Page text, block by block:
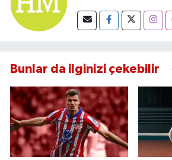
Bunlar da ilginizi çekebilir
VİZYONDAKİLER